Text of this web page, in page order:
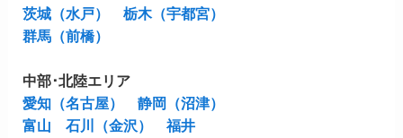
茨城（水戸）
栃木（宇都宮）
群馬（前橋）
中部･北陸エリア
愛知（名古屋）
静岡（沼津）
富山
石川（金沢）
福井